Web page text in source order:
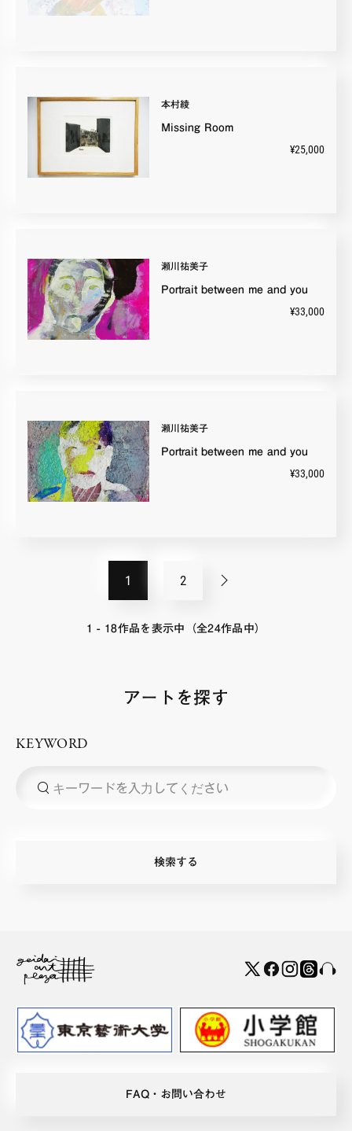
本村綾
Missing Room
¥25,000
瀬川祐美子
Portrait between me and you
¥33,000
瀬川祐美子
Portrait between me and you
¥33,000
1 2
1 - 18作品を表示中（全24作品中）
アートを探す
KEYWORD
FAQ・お問い合わせ